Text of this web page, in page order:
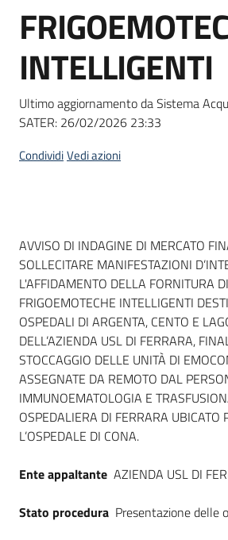
Bandi
strumenti
acquisto
telematiche
English
site
su
Salta al contenuto
INTELLIGENTI
Ultimo aggiornamento da Sistema
SATER: 26/02/2026 23:33
CondividiVedi azioni
Dati del bando
AVVISO DI INDAGINE DI MERCATO
SOLLECITARE MANIFESTAZIONI
L'AFFIDAMENTO DELLA FORNITURA
FRIGOEMOTECHE INTELLIGENTI
OSPEDALI DI ARGENTA, CENTO E
DELL’AZIENDA USL DI FERRARA,
STOCCAGGIO DELLE UNITÀ DI
ASSEGNATE DA REMOTO DAL
IMMUNOEMATOLOGIA E
OSPEDALIERA DI FERRARA UBICATO
L’OSPEDALE DI CONA.
Ente appaltante AZIENDA USL DI
Stato procedura Presentazione delle